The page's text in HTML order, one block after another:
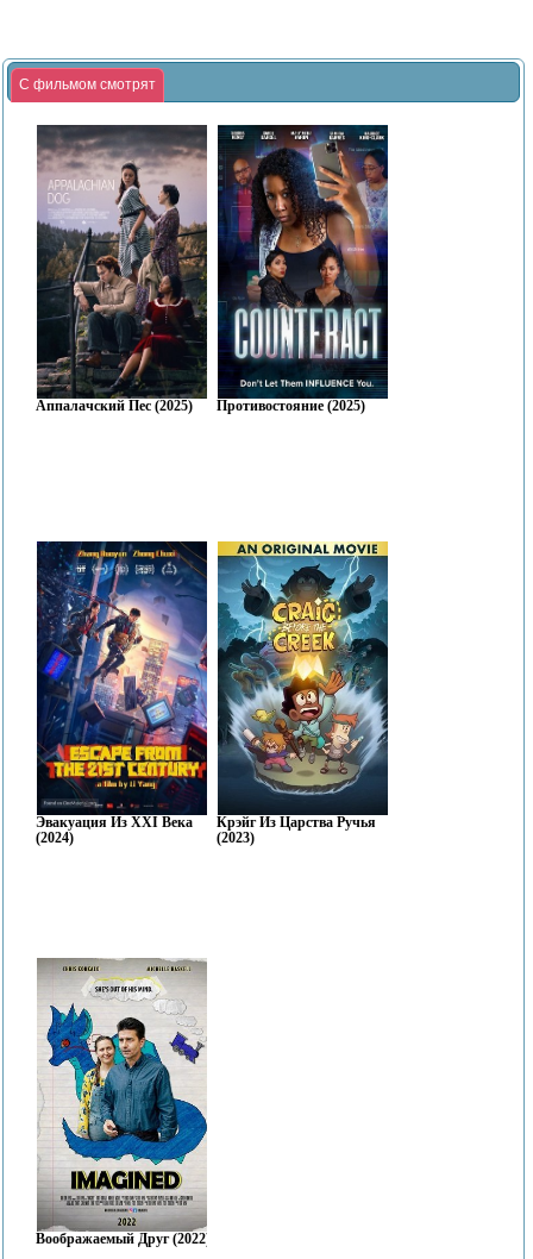
С фильмом смотрят
Аппалачский Пес (2025) Противостояние (2025)
Эвакуация Из XXI Века
(2024)
Крэйг Из Царства Ручья
(2023)
Воображаемый Друг (2022)